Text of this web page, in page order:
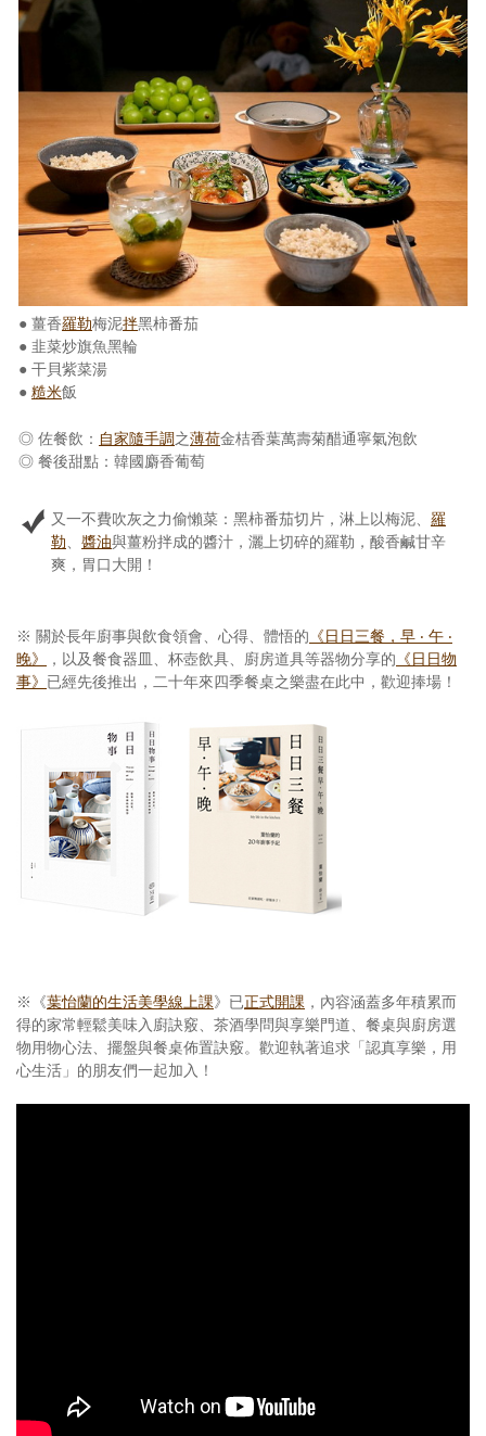
● 薑香羅勒梅泥拌黑柿番茄
● 韭菜炒旗魚黑輪
● 干貝紫菜湯
● 糙米飯
◎ 佐餐飲： 自家隨手調之薄荷金桔香葉萬壽菊醋通寧氣泡飲
◎ 餐後甜點：韓國麝香葡萄
又一不費吹灰之力偷懶菜：黑柿番茄切片，淋上以梅泥、 羅
勒、 醬油與薑粉拌成的醬汁，灑上切碎的羅勒，酸香鹹甘辛
爽，胃口大開！
※ 關於長年廚事與飲食領會、心得、體悟的 《日日三餐，早 ‧ 午 ‧
晚》
，以及餐食器皿、杯壺飲具、廚房道具等器物分享的 《日日物
事》 已經先後推出，二十年來四季餐桌之樂盡在此中，歡迎捧場！
※《葉怡蘭的生活美學線上課》已正式開課 ，內容涵蓋多年積累而
得的家常輕鬆美味入廚訣竅、茶酒學問與享樂門道、餐桌與廚房選
物用物心法、擺盤與餐桌佈置訣竅。歡迎執著追求「認真享樂，用
心生活」的朋友們一起加入！